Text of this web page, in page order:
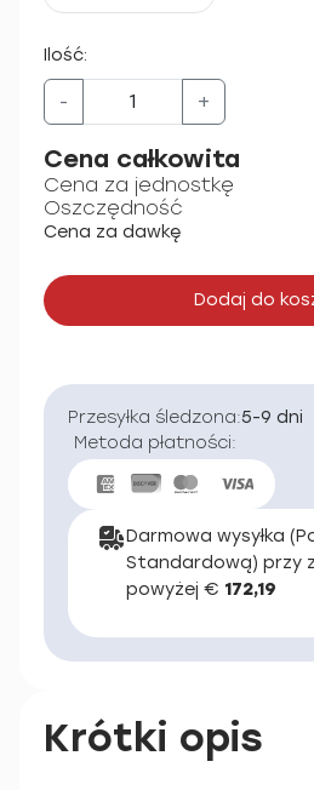
Ilość:
- +
Cena całkowita
Cena za jednostkę
Oszczędność
Cena za dawkę
Dodaj do
Przesyłka śledzona:5-9 dni
Metoda płatności:
Darmowa wysyłka
Standardową) przy
powyżej € 172,19
Krótki opis